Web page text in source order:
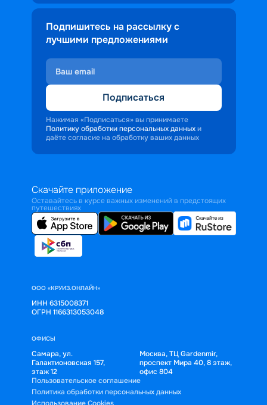
Подпишитесь на рассылку с
лучшими предложениями
Подписаться
Нажимая «Подписаться» вы принимаете
Политику обработки персональных данных и
даёте согласие на обработку ваших данных
Скачайте приложение
Оставайтесь в курсе важных изменений в предстоящих
путешествиях
ООО «КРУИЗ.ОНЛАЙН»
ИНН 6315008371
ОГРН 1166313053048
ОФИСЫ
Самара, ул.
Галактионовская 157,
этаж 12
Москва, ТЦ Gardenmir,
проспект Мира 40, 8 этаж,
офис 804
Пользовательское соглашение
Политика обработки персональных данных